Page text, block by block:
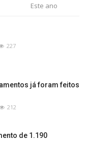
Este ano
227
já foram feitos
212
de 1.190